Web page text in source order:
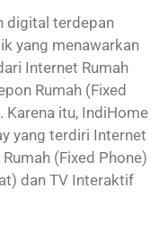
digital terdepan
yang menawarkan
Internet Rumah
Rumah (Fixed
Karena itu, IndiHome
yang terdiri Internet
(Fixed Phone)
dan TV Interaktif